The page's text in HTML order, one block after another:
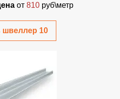
от 810 руб\метр
швеллер 10